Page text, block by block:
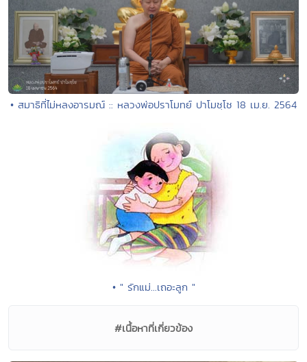
• สมาธิที่ไม่หลงอารมณ์ :: หลวงพ่อปราโมทย์ ปาโมชฺโช 18 เม.ย. 2564
• " รักแม่...เถอะลูก "
#เนื้อหาที่เกี่ยวข้อง